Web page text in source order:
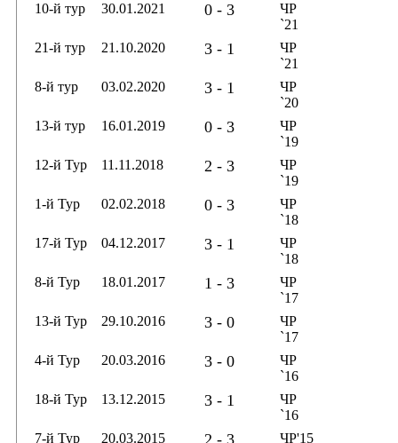
10-й тур
30.01.2021 0 - 3
ЧР
`21
21-й тур
21.10.2020 3 - 1
ЧР
`21
8-й тур
03.02.2020 3 - 1
ЧР
`20
13-й тур
16.01.2019 0 - 3
ЧР
`19
12-й Тур
11.11.2018 2 - 3
ЧР
`19
1-й Тур
02.02.2018 0 - 3
ЧР
`18
17-й Тур
04.12.2017 3 - 1
ЧР
`18
8-й Тур
18.01.2017 1 - 3
ЧР
`17
13-й Тур
29.10.2016 3 - 0
ЧР
`17
4-й Тур
20.03.2016 3 - 0
ЧР
`16
18-й Тур
13.12.2015 3 - 1
ЧР
`16
7-й Тур
20.03.2015 2 - 3
ЧР'15